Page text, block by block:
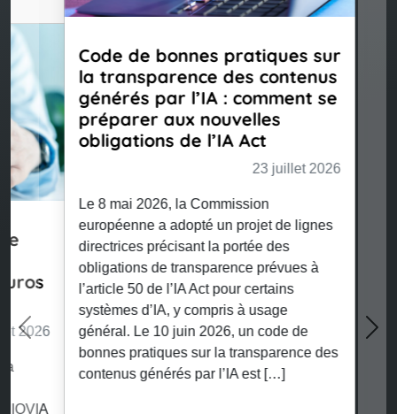
Code de bonnes pratiques sur
la transparence des contenus
générés par l’IA : comment se
préparer aux nouvelles
obligations de l’IA Act
23 juillet 2026
Le 8 mai 2026, la Commission
européenne a adopté un projet de lignes
directrices précisant la portée des
obligations de transparence prévues à
l’article 50 de l’IA Act pour certains
systèmes d’IA, y compris à usage
général. Le 10 juin 2026, un code de
bonnes pratiques sur la transparence des
contenus générés par l’IA est […]
Previous